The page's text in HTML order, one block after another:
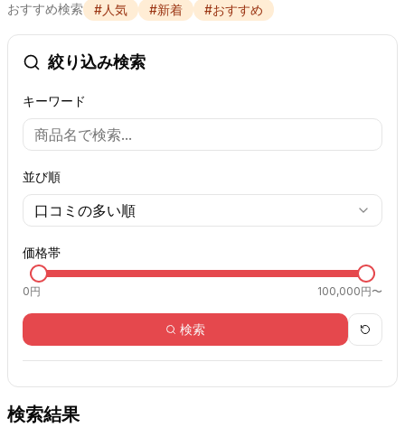
おすすめ検索 #人気 #新着 #おすすめ
絞り込み検索
キーワード
並び順
口コミの多い順
価格帯
0円 100,000円〜
検索
検索結果